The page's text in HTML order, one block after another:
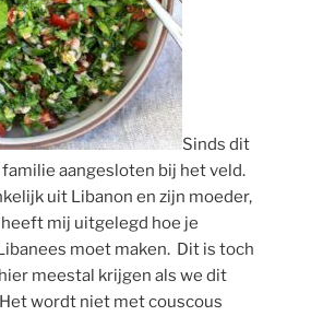
Sinds dit
familie aangesloten bij het veld.
uit Libanon en zijn moeder,
mij uitgelegd hoe je
moet maken. Dit is toch
meestal krijgen als we dit
wordt niet met couscous